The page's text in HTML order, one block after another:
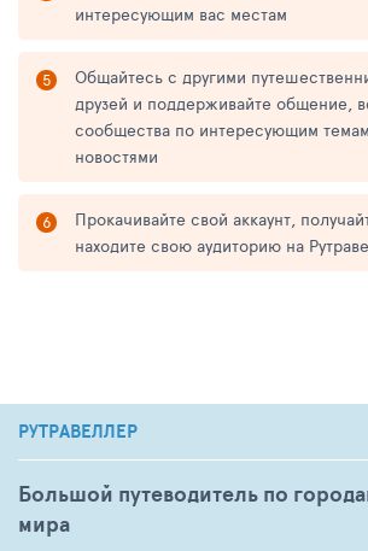
интересующим вас местам
Общайтесь с другими
друзей и поддерживайте общение,
сообщества по интересующим
новостями
Прокачивайте свой аккаунт,
находите свою аудиторию на
РУТРАВЕЛЛЕР
Большой путеводитель по
мира